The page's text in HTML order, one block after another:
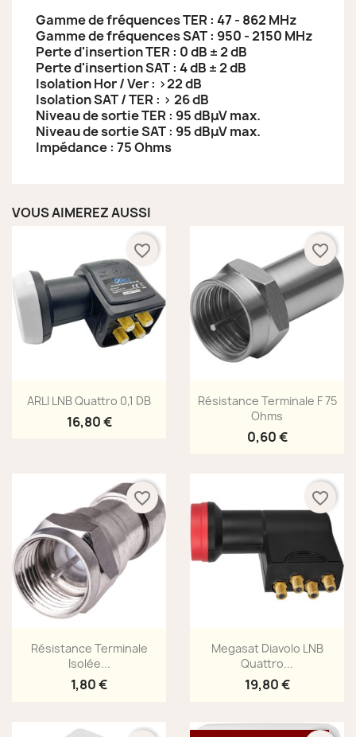
Gamme de fréquences TER : 47 - 862 MHz
Gamme de fréquences SAT : 950 - 2150 MHz
Perte d'insertion TER : 0 dB ± 2 dB
Perte d'insertion SAT : 4 dB ± 2 dB
Isolation Hor / Ver : >22 dB
Isolation SAT / TER : > 26 dB
Niveau de sortie TER : 95 dBμV max.
Niveau de sortie SAT : 95 dBμV max.
Impédance : 75 Ohms
VOUS AIMEREZ AUSSI
Aperçu rapide
ARLI LNB Quattro 0,1 DB
16,80 €
favorite_border
Aperçu rapide
Résistance Terminale F 75
Ohms
0,60 €
favorite_border
Aperçu rapide
Résistance Terminale
Isolée...
1,80 €
favorite_border
Aperçu rapide
Megasat Diavolo LNB
Quattro...
19,80 €
favorite_border